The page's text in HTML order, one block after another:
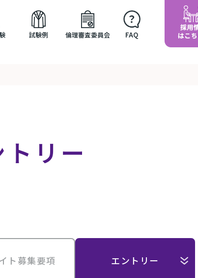
試験例 倫理審査委員会 FAQ
リー
ト募集要項 エントリー